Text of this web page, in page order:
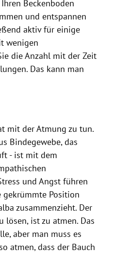
Beckenboden
und entspannen
aktiv für einige
wenigen
die Anzahl mit der Zeit
Das kann man
mit der Atmung zu tun.
Bindegewebe, das
- ist mit dem
und Angst führen
gekrümmte Position
zusammenzieht. Der
lösen, ist zu atmen. Das
aber man muss es
atmen, dass der Bauch